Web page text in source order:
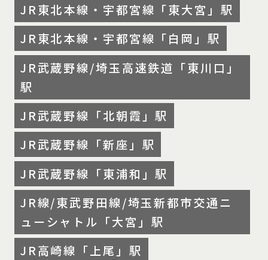
JR東北本線・宇都宮線「東大宮」駅
JR東北本線・宇都宮線「白岡」駅
JR武蔵野線/埼玉高速鉄道「東川口」
駅
JR武蔵野線「北朝霞」駅
JR武蔵野線「新座」駅
JR武蔵野線「東浦和」駅
JR線/東武野田線/埼玉新都市交通ニ
ューシャトル「大宮」駅
JR高崎線「上尾」駅